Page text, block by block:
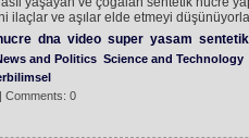
ilaçlar ve aşılar elde etmeyi
dna video super yasam sentetik
and Politics Science and Technology
Comments: 0